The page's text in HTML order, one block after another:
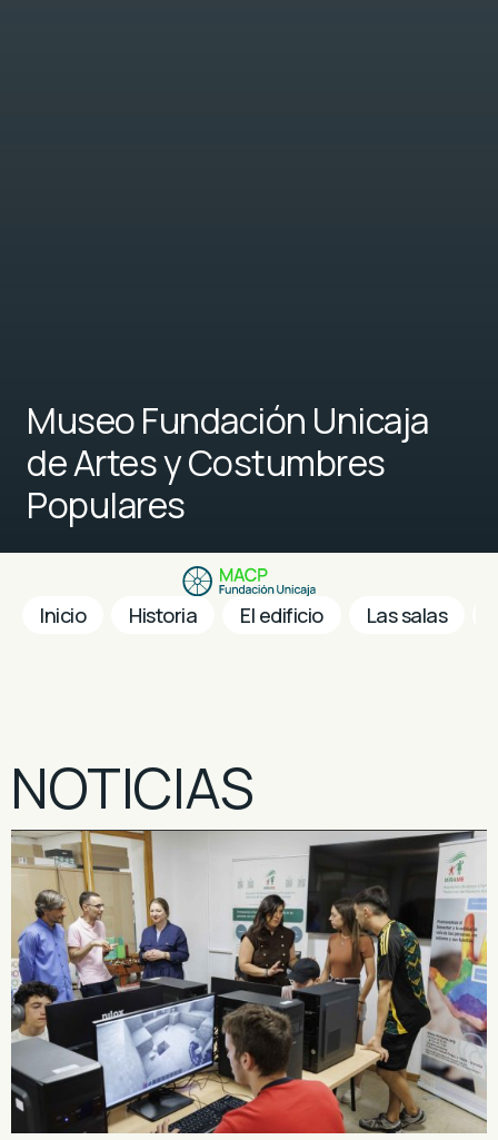
Museo Fundación Unicaja
de Artes y Costumbres
Populares
Inicio Historia El edificio Las salas
NOTICIAS